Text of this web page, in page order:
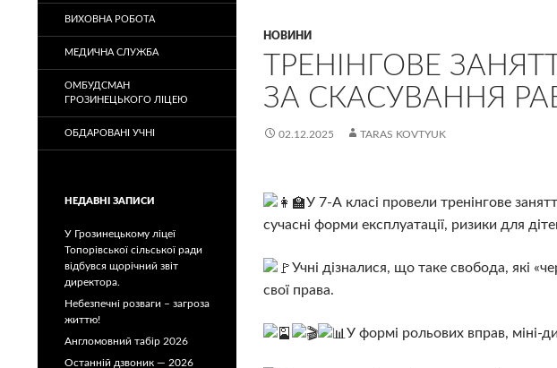
НОВИНИ
ТРЕНІНГОВЕ
ЗА СКАСУВАННЯ
02.12.2025 TARAS KOVTYUK
У 7-А класі провели тренінгове
сучасні форми експлуатації, ризики для
Учні дізналися, що таке свобода, які
свої права.
У формі рольових вправ, міні-
ВИХОВНА РОБОТА
МЕДИЧНА СЛУЖБА
ОМБУДСМАН
ГРОЗИНЕЦЬКОГО ЛІЦЕЮ
ОБДАРОВАНІ УЧНІ
НЕДАВНІ ЗАПИСИ
У Грозинецькому ліцеї
Топорівської сільської ради
відбувся щорічний звіт
директора.
Небезпечні розваги – загроза
життю!
Англомовний табір 2026
Останній дзвоник — 2026